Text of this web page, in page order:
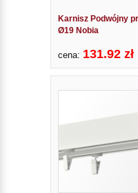
Karnisz Podwójny
Ø19 Nobia
cena: 131.92 zł